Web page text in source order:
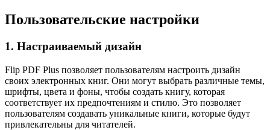
Пользовательские настройки
1. Настраиваемый дизайн
Flip PDF Plus позволяет пользователям настроить дизайн
своих электронных книг. Они могут выбрать различные темы,
шрифты, цвета и фоны, чтобы создать книгу, которая
соответствует их предпочтениям и стилю. Это позволяет
пользователям создавать уникальные книги, которые будут
привлекательны для читателей.